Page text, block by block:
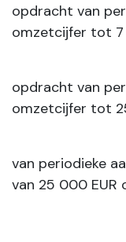
opdracht van
omzetcijfer tot 7
- 6
opdracht van
omzetcijfer tot
- 1 jaar
van periodieke
van 25 000 EUR